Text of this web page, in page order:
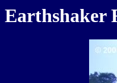
Earthshaker